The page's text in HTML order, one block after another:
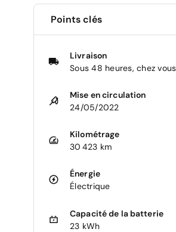
Points clés
Livraison
Sous 48 heures, chez
Mise en circulation
24/05/2022
Kilométrage
30 423 km
Énergie
Électrique
Capacité de la batterie
23 kWh